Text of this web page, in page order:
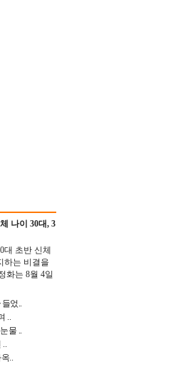
나이 30대, 3
대 초반 신체
하는 비결을
화는 8월 4일
었..
..
물 ..
..
..